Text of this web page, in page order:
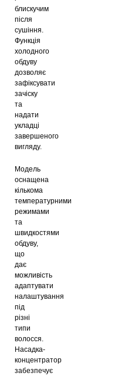
блискучим
після
сушіння.
Функція
холодного
обдуву
дозволяє
зафіксувати
зачіску
та
надати
укладці
завершеного
вигляду.
Модель
оснащена
кількома
температурними
режимами
та
швидкостями
обдуву,
що
дає
можливість
адаптувати
налаштування
під
різні
типи
волосся.
Насадка-
концентратор
забезпечує